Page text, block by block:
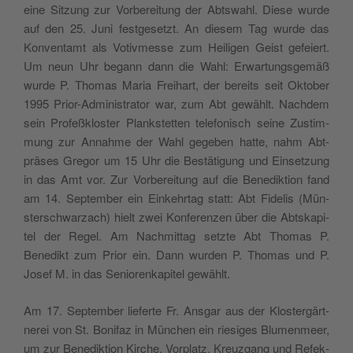
eine Sitzung zur Vor­bere­itung der Abtswahl. Diese wurde
auf den 25. Juni fest­ge­set­zt. An diesem Tag wurde das
Kon­ven­tamt als Votivmesse zum Heili­gen Geist gefeiert.
Um neun Uhr begann dann die Wahl: Erwartungs­gemäß
wurde P. Thomas Maria Frei­hart, der bere­its seit Okto­ber
1995 Pri­or-Admin­is­tra­tor war, zum Abt gewählt. Nach­dem
sein Pro­feßk­loster Plankstet­ten tele­fonisch seine Zus­tim­
mung zur Annahme der Wahl gegeben hat­te, nahm Abt­
präs­es Gre­gor um 15 Uhr die Bestä­ti­gung und Ein­set­zung
in das Amt vor. Zur Vor­bere­itung auf die Benedik­tion fand
am 14. Sep­tem­ber ein Einkehrtag statt: Abt Fidelis (Mün­
ster­schwarzach) hielt zwei Kon­feren­zen über die Abt­skapi­
tel der Regel. Am Nach­mit­tag set­zte Abt Thomas P.
Benedikt zum Pri­or ein. Dann wur­den P. Thomas und P.
Josef M. in das Seniorenkapi­tel gewählt.
Am 17. Sep­tem­ber lieferte Fr. Ans­gar aus der Klostergärt­
nerei von St. Boni­faz in München ein riesiges Blu­men­meer,
um zur Benedik­tion Kirche, Vor­platz, Kreuz­gang und Refek­